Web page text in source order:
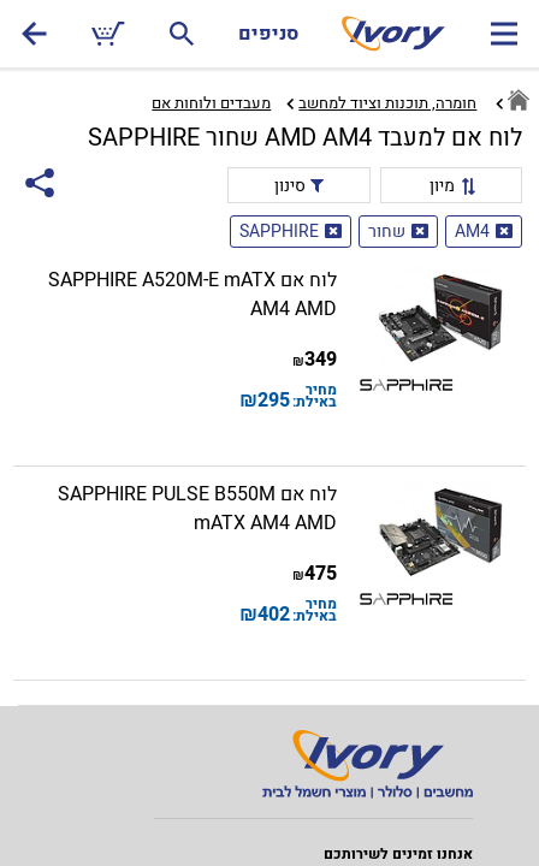
סניפים
חומרה, תוכנות וציוד למחשב מעבדים ולוחות אם‏
לוח אם למעבד AMD AM4 שחור SAPPHIRE
מיון
סינון
AM4
שחור SAPPHIRE
לוח אם SAPPHIRE A520M-E mATX
AM4 AMD
349
₪
מחיר
באילת:295
₪
לוח אם SAPPHIRE PULSE B550M
mATX AM4 AMD
475
₪
מחיר
באילת:402
₪
אנחנו זמינים לשירותכם